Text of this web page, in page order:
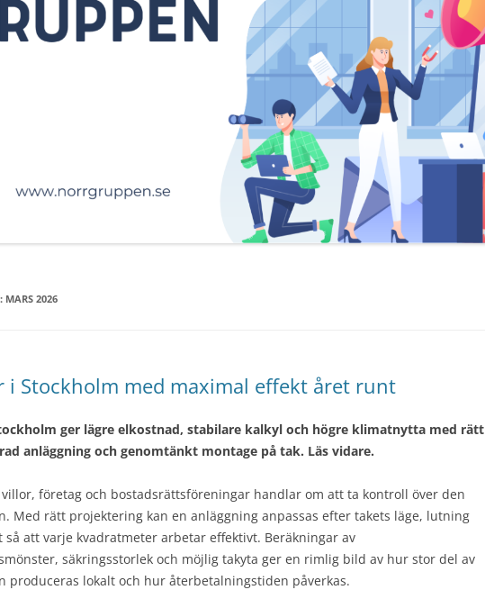
MARS 2026
i Stockholm med maximal effekt året runt
ger lägre elkostnad, stabilare kalkyl och högre klimatnytta med rätt
anläggning och genomtänkt montage på tak. Läs vidare.
företag och bostadsrättsföreningar handlar om att ta kontroll över den
Med rätt projektering kan en anläggning anpassas efter takets läge, lutning
så att varje kvadratmeter arbetar effektivt. Beräkningar av
säkringsstorlek och möjlig takyta ger en rimlig bild av hur stor del av
produceras lokalt och hur återbetalningstiden påverkas.